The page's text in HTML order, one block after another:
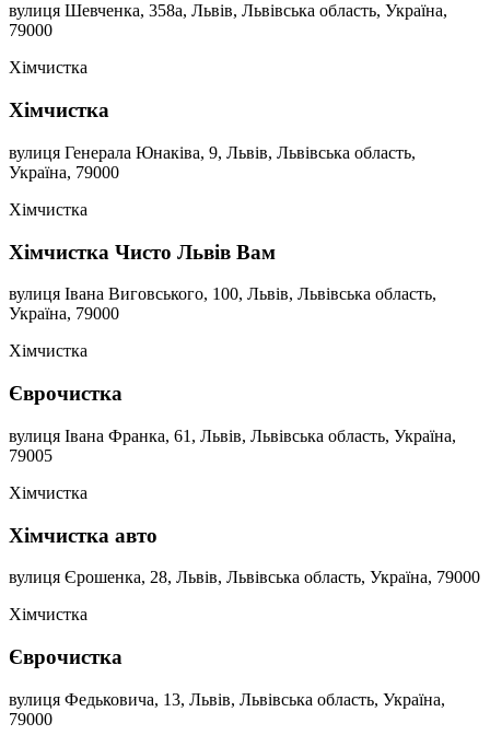
вулиця Шевченка, 358а, Львів, Львівська область, Україна,
79000
Хімчистка
Хімчистка
вулиця Генерала Юнаківа, 9, Львів, Львівська область,
Україна, 79000
Хімчистка
Хімчистка Чисто Львів Вам
вулиця Івана Виговського, 100, Львів, Львівська область,
Україна, 79000
Хімчистка
Єврочистка
вулиця Івана Франка, 61, Львів, Львівська область, Україна,
79005
Хімчистка
Хімчистка авто
вулиця Єрошенка, 28, Львів, Львівська область, Україна, 79000
Хімчистка
Єврочистка
вулиця Федьковича, 13, Львів, Львівська область, Україна,
79000